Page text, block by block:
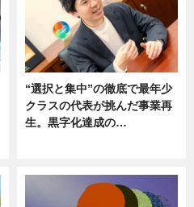
“選択と集中”の徹底で最年少
クラスの代表が挑んだ事業再
生。黒字化達成の…